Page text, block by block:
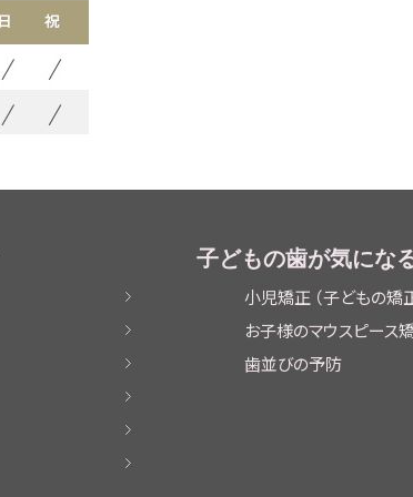
子どもの歯が気にな
小児矯正 （子どもの矯
お子様のマウスピース
歯並びの予防